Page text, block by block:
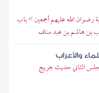
الله عليهم أجمعين > باب
بن هاشم بن عبد مناف
والأعراب
الثاني حديث جريج